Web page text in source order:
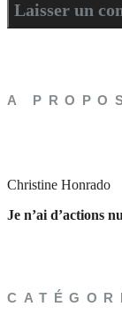
A
Christine Honrado
Je n’ai d’actions